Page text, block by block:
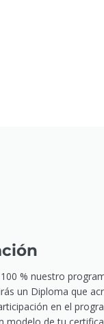
% nuestro
un Diploma que
en el